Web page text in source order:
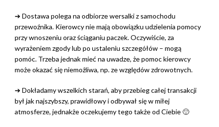
➔ Dostawa polega na odbiorze wersalki z samochodu
przewoźnika. Kierowcy nie mają obowiązku udzielenia pomocy
przy wnoszeniu oraz ściąganiu paczek. Oczywiście, za
wyrażeniem zgody lub po ustaleniu szczegółów – mogą
pomóc. Trzeba jednak mieć na uwadze, że pomoc kierowcy
może okazać się niemożliwa, np. ze względów zdrowotnych.
➔ Dokładamy wszelkich starań, aby przebieg całej transakcji
był jak najszybszy, prawidłowy i odbywał się w miłej
atmosferze, jednakże oczekujemy tego także od Ciebie 🙂